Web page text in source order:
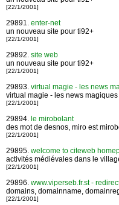
[22/1/2001]
29891. enter-net
un nouveau site pour ti92+
[22/1/2001]
29892. site web
un nouveau site pour ti92+
[22/1/2001]
29893. virtual magie - les news
virtual magie - les news
[22/1/2001]
29894. le mirobolant
des mot de desnos, miro est
[22/1/2001]
29895. welcome to citeweb
activités médiévales dans le
[22/1/2001]
29896. www.viperseb.fr.st -
domains, domainname,
[22/1/2001]